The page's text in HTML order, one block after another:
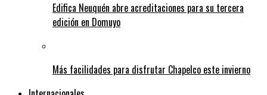
Edifica Neuquén abre acreditaciones para su tercera
edición en Domuyo
Más facilidades para disfrutar Chapelco este invierno